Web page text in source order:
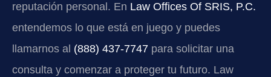
reputación personal. En Law Offices Of SRIS, P.C.
entendemos lo que está en juego y puedes
llamarnos al (888) 437‑7747 para solicitar una
consulta y comenzar a proteger tu futuro. Law